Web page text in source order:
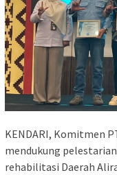
KENDARI, Komitmen
mendukung
rehabilitasi Daerah